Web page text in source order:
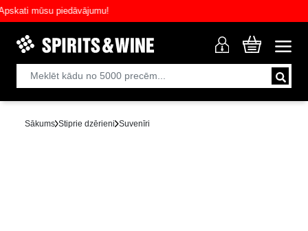
mūsu piedāvājumu!
Sākums Stiprie dzērieni Suvenīri